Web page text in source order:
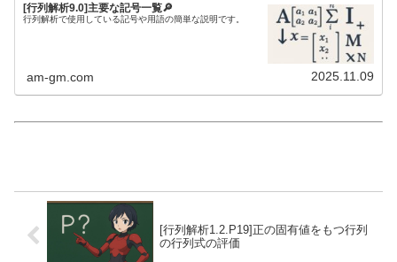
[行列解析9.0]主要な記号一覧🔎
行列解析で使用している記号や用語の簡単な説明です。
am-gm.com 2025.11.09
[行列解析1.2.P19]正の固有値をもつ行列
の行列式の評価